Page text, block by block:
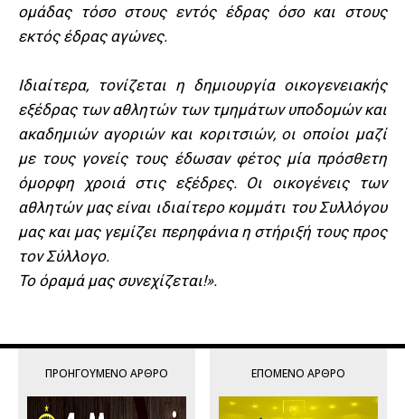
ομάδας τόσο στους εντός έδρας όσο και στους
εκτός έδρας αγώνες.
Ιδιαίτερα, τονίζεται η δημιουργία οικογενειακής
εξέδρας των αθλητών των τμημάτων υποδομών και
ακαδημιών αγοριών και κοριτσιών, οι οποίοι μαζί
με τους γονείς τους έδωσαν φέτος μία πρόσθετη
όμορφη χροιά στις εξέδρες. Οι οικογένεις των
αθλητών μας είναι ιδιαίτερο κομμάτι του Συλλόγου
μας και μας γεμίζει περηφάνια η στήριξή τους προς
τον Σύλλογο.
Το όραμά μας συνεχίζεται!».
ΠΡΟΗΓΟΎΜΕΝΟ ΆΡΘΡΟ ΕΠΌΜΕΝΟ ΆΡΘΡΟ